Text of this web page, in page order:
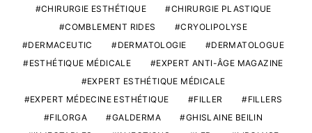
CHIRURGIE ESTHÉTIQUE
CHIRURGIE PLASTIQUE
COMBLEMENT RIDES
CRYOLIPOLYSE
DERMACEUTIC
DERMATOLOGIE
DERMATOLOGUE
ESTHÉTIQUE MÉDICALE
EXPERT ANTI-ÂGE MAGAZINE
EXPERT ESTHÉTIQUE MÉDICALE
EXPERT MÉDECINE ESTHÉTIQUE
FILLER
FILLERS
FILORGA
GALDERMA
GHISLAINE BEILIN